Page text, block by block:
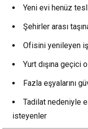
Yeni evi henüz
Şehirler arası
Ofisini yenileyen
Yurt dışına geçici
Fazla eşyalarını
Tadilat nedeniyle
isteyenler